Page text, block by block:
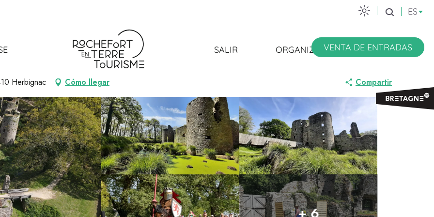
ES
VENTA DE ENTRADAS
SALIR ORGANIZARSE
Herbignac Cómo llegar Compartir